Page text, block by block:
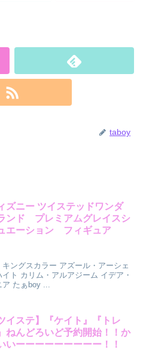
taboy
ズニー ツイステッドワンダ
ンド プレミアムグレイスシ
エーション フィギュア
ングスカラー アズール・アーシェ
ト カリム・アルアジーム イデア・
たぁboy ...
イステ】『ケイト』『トレ
ねんどろいど予約開始！！か
いーーーーーーーーー！！